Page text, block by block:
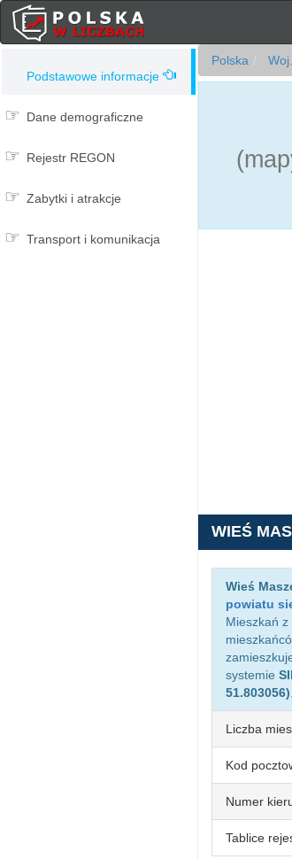
Podstawowe informacje
Dane demograficzne
Rejestr REGON
Zabytki i atrakcje
Transport i komunikacja
Polska
WIEŚ
Wieś
powiatu
Mieszkań
systemie
51.803056)
Liczba
Kod
Numer
Tablice